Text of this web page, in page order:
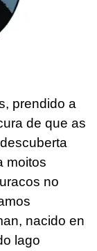
prendido a
de que as
moitos
no
nacido en
lago